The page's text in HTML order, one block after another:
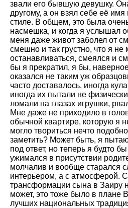
звали его бывшую девушку.
другому, а он взял себе её имя
стиле. В общем, это была
насмешка, и когда я услышал
меня даже живот заболел от
смешно и так грустно, что я не
останавливаться, смеялся и
бы я прекратил, я бы,
оказался не таким уж
часто доставалось, иногда
иногда их пытали не
ломали на глазах игрушки,
Мне даже не приходило в
обычной квартире, которую я
могло твориться нечто
заметить? Может быть, я
под ответ, но теперь я будто
ужимался в присутствии
молчалив и вообще старался
интерьером, а с атмосферой.
трансформации сына в Заиру
может, это тоже было в плане
лучших национальных